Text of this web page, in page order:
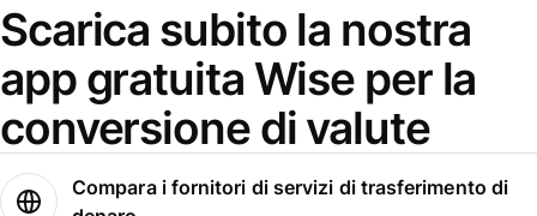
Scarica subito la nostra
app gratuita Wise per la
conversione di valute
Compara i fornitori di servizi di trasferimento di